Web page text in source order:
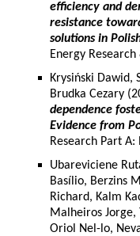
efficiency and
resistance
solutions in
Energy
Krysiński Dawid,
Brudka Cezary
dependence
Evidence from
Research Part
Ubareviciene
Basílio, Berzins
Richard, Kalm
Malheiros Jorge,
Oriol Nel-lo,